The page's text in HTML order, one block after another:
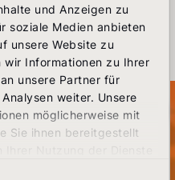
und Anzeigen zu
soziale Medien anbieten
unsere Website zu
wir Informationen zu Ihrer
unsere Partner für
weiter. Unsere
möglicherweise mit
Sie ihnen bereitgestellt
Darksite: Warum